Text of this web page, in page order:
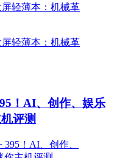
！AI、创作、娱乐
评测